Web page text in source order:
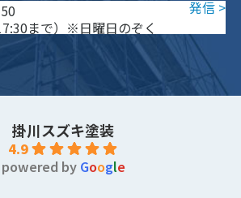
まで）※日曜日のぞく
掛川スズキ塗装
4.9
powered by Google